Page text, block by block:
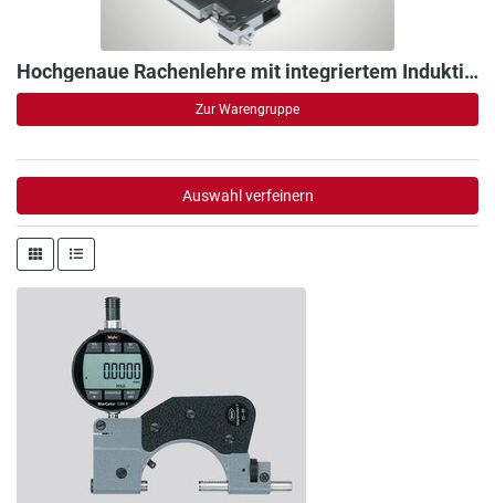
Hochgenaue Rachenlehre mit integriertem Induktivtaster
Zur Warengruppe
Auswahl verfeinern